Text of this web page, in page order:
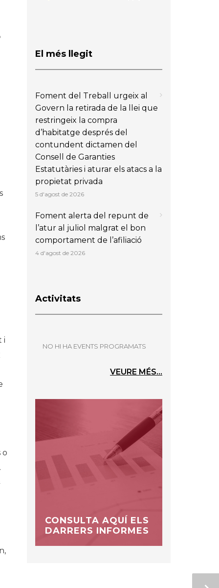
i
o
El més llegit
Foment del Treball urgeix al
Govern la retirada de la llei que
restringeix la compra
d’habitatge després del
contundent dictamen del
Consell de Garanties
Estatutàries i aturar els atacs a la
propietat privada
5 d'agost de 2026
Foment alerta del repunt de
l’atur al juliol malgrat el bon
comportament de l’afiliació
4 d'agost de 2026
Activitats
NO HI HA EVENTS PROGRAMATS
VEURE MÉS...
CONSULTA AQUÍ ELS
DARRERS INFORMES